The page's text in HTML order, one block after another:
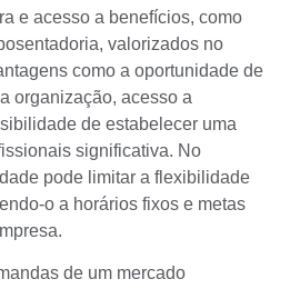
e acesso a benefícios, como
valorizados no
como a oportunidade de
organização, acesso a
de estabelecer uma
significativa. No
pode limitar a flexibilidade
o a horários fixos e metas
de um mercado